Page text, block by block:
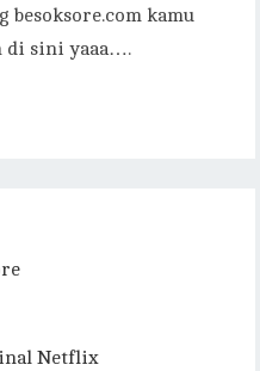
besoksore.com kamu
di sini yaaa….
Netflix